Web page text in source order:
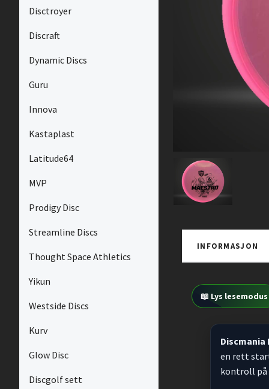
Disctroyer
Discraft
Dynamic Discs
Guru
Innova
Kastaplast
Latitude64
MVP
Prodigy Disc
Streamline Discs
Thought Space Athletics
Yikun
Westside Discs
Kurv
Glow Disc
Discgolf sett
INFORMASJON
📖 Lys lesemodus
Discmania
en rett
kontroll på